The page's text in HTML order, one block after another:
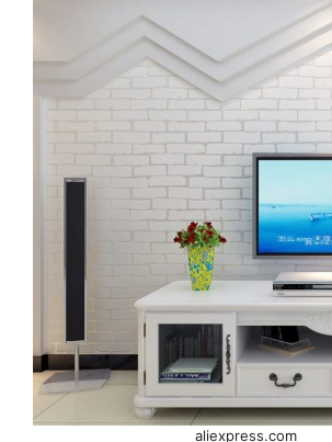
aliexpress.com